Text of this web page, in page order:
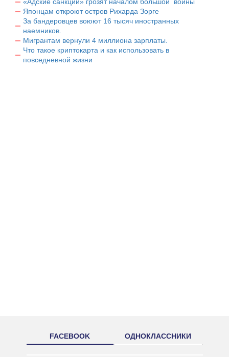
«Адские санкции» грозят началом большой войны
Японцам откроют остров Рихарда Зорге
За бандеровцев воюют 16 тысяч иностранных
наемников.
Мигрантам вернули 4 миллиона зарплаты.
Что такое криптокарта и как использовать в
повседневной жизни
FACEBOOK ОДНОКЛАССНИКИ